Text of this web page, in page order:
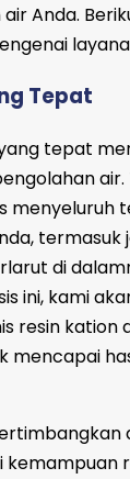
Anda.
Tepat
tepat
air.
menyeluruh
termasuk
di
ini, kami
resin kation
mencapai
kemampuan